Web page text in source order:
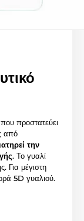
προστατεύει
από
την
. Το γυαλί
Για μέγιστη
5D γυαλιού.